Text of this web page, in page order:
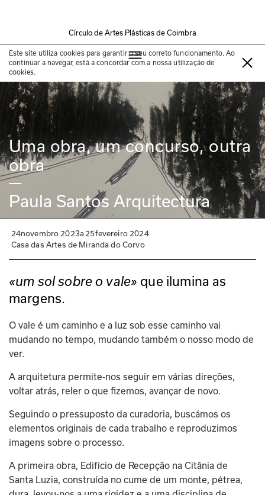
Círculo de Artes Plásticas de Coimbra
Este site utiliza cookies para garantir o seu correto funcionamento. Ao
continuar a navegar, está a concordar com a nossa utilização de
cookies.
Uma obra, um concurso, outra
obra
—
Paula Santos Arquitectura
24novembro 2023a25fevereiro 2024
Casa das Artes de Miranda do Corvo
«um sol sobre o vale» que ilumina as
margens.
O vale é um caminho e a luz sob esse caminho vai
mudando no tempo, mudando também o nosso modo de
ver.
A arquitetura permite-nos seguir em várias direções,
voltar atrás, reler o que fizemos, avançar de novo.
Seguindo o pressuposto da curadoria, buscámos os
elementos originais de cada trabalho e reproduzimos
imagens sobre o processo.
A primeira obra, Edifício de Recepção na Citânia de
Santa Luzia, construída no cume de um monte, pétrea,